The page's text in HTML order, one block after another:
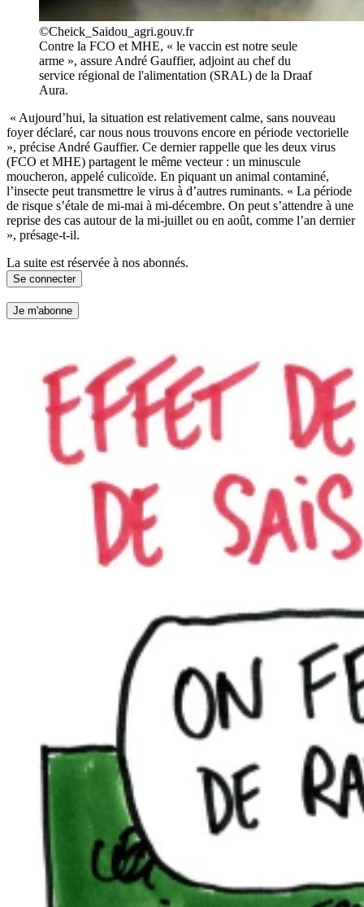
©Cheick_Saidou_agri.gouv.fr
Contre la FCO et MHE, « le vaccin est notre seule
arme », assure André Gauffier, adjoint au chef du
service régional de l'alimentation (SRAL) de la Draaf
Aura.
« Aujourd’hui, la situation est relativement calme, sans nouveau
foyer déclaré, car nous nous trouvons encore en période vectorielle
», précise André Gauffier. Ce dernier rappelle que les deux virus
(FCO et MHE) partagent le même vecteur : un minuscule
moucheron, appelé culicoïde. En piquant un animal contaminé,
l’insecte peut transmettre le virus à d’autres ruminants. « La période
de risque s’étale de mi-mai à mi-décembre. On peut s’attendre à une
reprise des cas autour de la mi-juillet ou en août, comme l’an dernier
», présage-t-il.
La suite est réservée à nos abonnés.
Se connecter
Je m'abonne